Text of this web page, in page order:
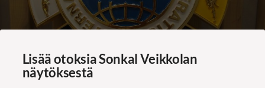
Lisää otoksia Sonkal Veikkolan
näytöksestä